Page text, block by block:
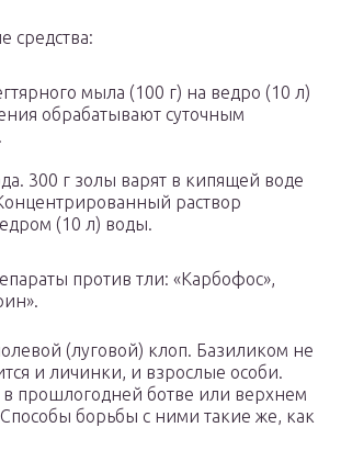
средства:
мыла (100 г) на ведро (10 л)
обрабатывают суточным
300 г золы варят в кипящей воде
раствор
(10 л) воды.
против тли: «Карбофос»,
(луговой) клоп. Базиликом не
и личинки, и взрослые особи.
прошлогодней ботве или верхнем
Способы борьбы с ними такие же, как